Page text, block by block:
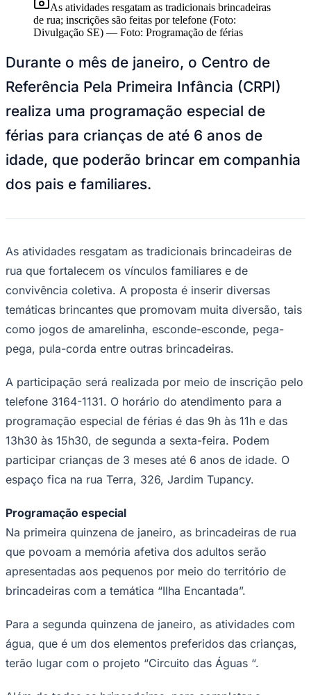
Anuncie no Portal
Verificar Empresa
Novo
Anunciar Vagas
NFL
UFC
MLB
NHL
Atletismo
Vôlei
NBB
Brasileirão Série B
Copa do Brasil
Libertadores
Copa América
Champions League
Premier League
La Liga
Times - Ir direto
As atividades resgatam as tradicionais brincadeiras
de rua; inscrições são feitas por telefone (Foto:
Divulgação SE) — Foto: Programação de férias
Durante o mês de janeiro, o Centro de
Referência Pela Primeira Infância (CRPI)
realiza uma programação especial de
férias para crianças de até 6 anos de
idade, que poderão brincar em companhia
dos pais e familiares.
As atividades resgatam as tradicionais brincadeiras de
rua que fortalecem os vínculos familiares e de
convivência coletiva. A proposta é inserir diversas
temáticas brincantes que promovam muita diversão, tais
como jogos de amarelinha, esconde-esconde, pega-
pega, pula-corda entre outras brincadeiras.
A participação será realizada por meio de inscrição pelo
telefone 3164-1131. O horário do atendimento para a
programação especial de férias é das 9h às 11h e das
13h30 às 15h30, de segunda a sexta-feira. Podem
participar crianças de 3 meses até 6 anos de idade. O
espaço fica na rua Terra, 326, Jardim Tupancy.
Programação especial
Na primeira quinzena de janeiro, as brincadeiras de rua
que povoam a memória afetiva dos adultos serão
apresentadas aos pequenos por meio do território de
brincadeiras com a temática “Ilha Encantada”.
Para a segunda quinzena de janeiro, as atividades com
água, que é um dos elementos preferidos das crianças,
terão lugar com o projeto “Circuito das Águas “.